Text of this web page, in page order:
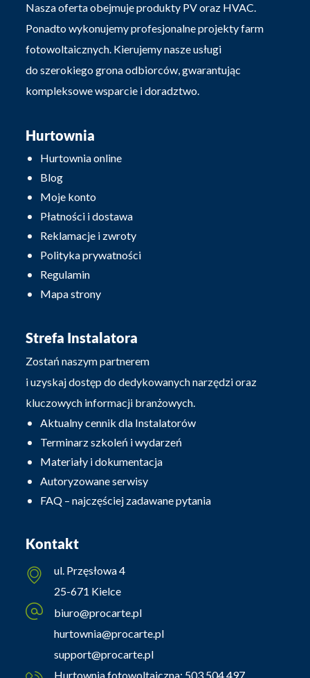
Nasza oferta obejmuje produkty PV oraz HVAC.
Ponadto wykonujemy profesjonalne projekty farm
fotowoltaicznych. Kierujemy nasze usługi
do szerokiego grona odbiorców, gwarantując
kompleksowe wsparcie i doradztwo.
Hurtownia
Hurtownia online
Blog
Moje konto
Płatności i dostawa
Reklamacje i zwroty
Polityka prywatności
Regulamin
Mapa strony
Strefa Instalatora
Zostań naszym partnerem
i uzyskaj dostęp do dedykowanych narzędzi oraz
kluczowych informacji branżowych.
Aktualny cennik dla Instalatorów
Terminarz szkoleń i wydarzeń
Materiały i dokumentacja
Autoryzowane serwisy
FAQ – najczęściej zadawane pytania
Kontakt
ul. Przęsłowa 4
25-671 Kielce
biuro@procarte.pl
hurtownia@procarte.pl
support@procarte.pl
Hurtownia fotowoltaiczna: 503 504 497